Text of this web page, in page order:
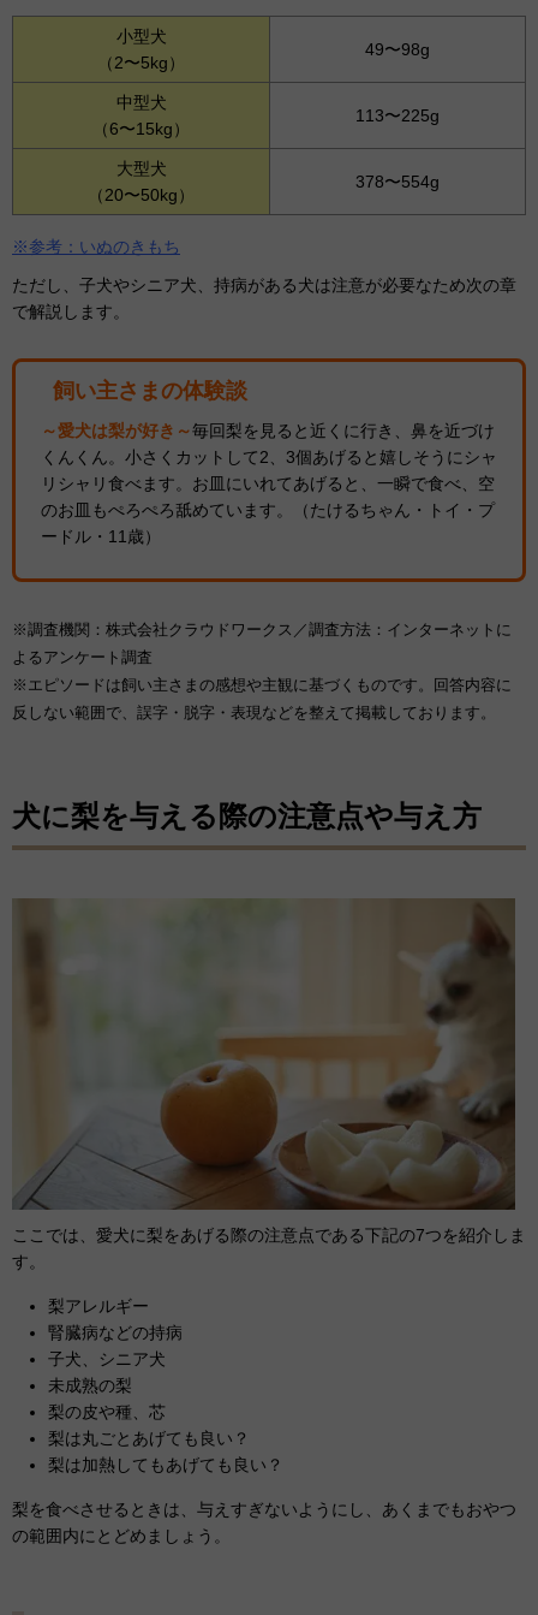
小型犬
（2〜5kg）
49〜98g
中型犬
（6〜15kg）
113〜225g
大型犬
（20〜50kg）
378〜554g
※参考： いぬのきもち
ただし、子犬やシニア犬、持病がある犬は注意が必要なため次の章
で解説します。
飼い主さまの体験談
～愛犬は梨が好き～毎回梨を見ると近くに行き、鼻を近づけ
くんくん。小さくカットして2、3個あげると嬉しそうにシャ
リシャリ食べます。お皿にいれてあげると、一瞬で食べ、空
のお皿もぺろぺろ舐めています。（たけるちゃん・トイ・プ
ードル・11歳）
※調査機関：株式会社クラウドワークス／調査方法：インターネットに
よるアンケート調査
※エピソードは飼い主さまの感想や主観に基づくものです。回答内容に
反しない範囲で、誤字・脱字・表現などを整えて掲載しております。
犬に梨を与える際の注意点や与え方
ここでは、愛犬に梨をあげる際の注意点である下記の7つを紹介しま
す。
梨アレルギー
腎臓病などの持病
子犬、シニア犬
未成熟の梨
梨の皮や種、芯
梨は丸ごとあげても良い？
梨は加熱してもあげても良い？
梨を食べさせるときは、与えすぎないようにし、あくまでもおやつ
の範囲内にとどめましょう。